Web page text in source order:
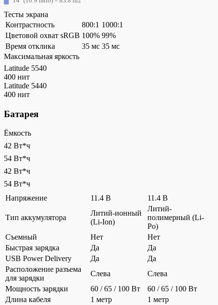
Тесты экрана
Контрастность
800:1 1000:1
Цветовой охват sRGB 100% 99%
Время отклика
35 мс 35 мс
Максимальная яркость
Latitude 5540
400 нит
Latitude 5440
400 нит
Батарея
Ёмкость
42 Вт*ч
54 Вт*ч
42 Вт*ч
54 Вт*ч
Напряжение
11.4 В 11.4 В
Тип аккумулятора
Литий-ионный
(Li-Ion)
Литий-
полимерный (Li-
Po)
Съемный
Нет
Нет
Быстрая зарядка
Да
Да
USB Power Delivery
Да
Да
Расположение разъема
для зарядки
Слева
Слева
Мощность зарядки
60 / 65 / 100 Вт
60 / 65 / 100 Вт
Длина кабеля
1 метр
1 метр